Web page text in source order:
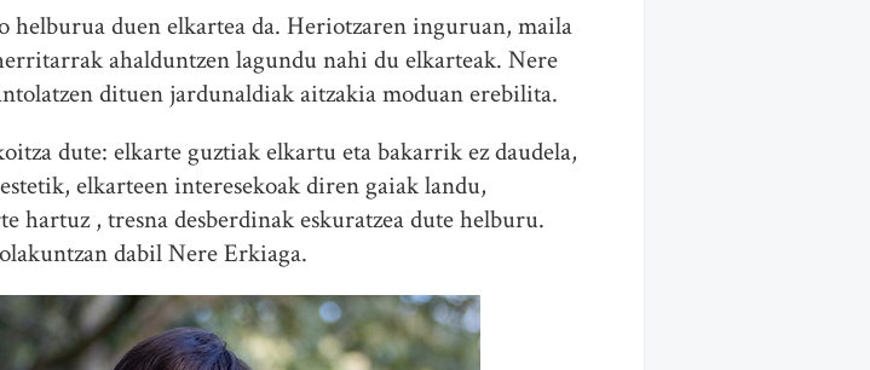
helburua duen elkartea da. Heriotzaren inguruan, maila
ahalduntzen lagundu nahi du elkarteak. Nere
dituen jardunaldiak aitzakia moduan erebilita.
dute: elkarte guztiak elkartu eta bakarrik ez daudela,
elkarteen interesekoak diren gaiak landu,
hartuz , tresna desberdinak eskuratzea dute helburu.
dabil Nere Erkiaga.